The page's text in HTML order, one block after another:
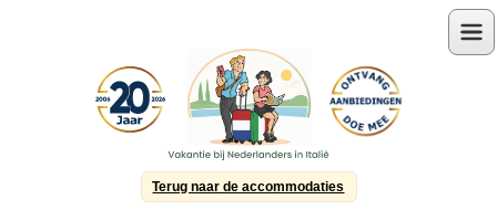
Menu
Terug naar de accommodaties